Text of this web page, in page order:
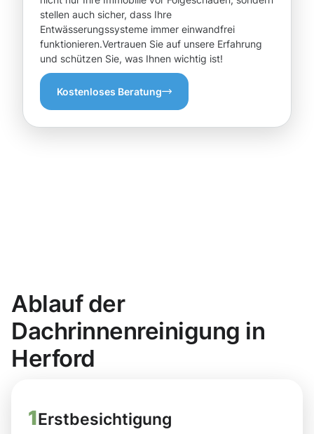
stellen auch sicher, dass Ihre
Entwässerungssysteme immer einwandfrei
funktionieren.Vertrauen Sie auf unsere Erfahrung
und schützen Sie, was Ihnen wichtig ist!
Kostenloses Beratung
Ablauf der
Dachrinnenreinigung in
Herford
1Erstbesichtigung